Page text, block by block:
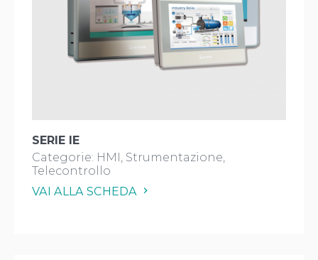
SERIE IE
Categorie: HMI Strumentazione
Telecontrollo
VAI ALLA SCHEDA